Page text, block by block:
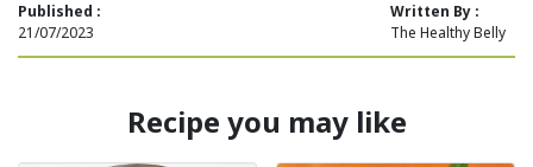
Published :
21/07/2023
Written By :
The Healthy Belly
Recipe you may like